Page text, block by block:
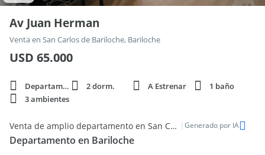
Av Juan Herman
Venta en San Carlos de Bariloche, Bariloche
USD 65.000
Departamento 2 dorm. A Estrenar
1 baño
3 ambientes
Venta de amplio departamento en San Carlos de Bariloche | Generado por IA
Departamento en Bariloche